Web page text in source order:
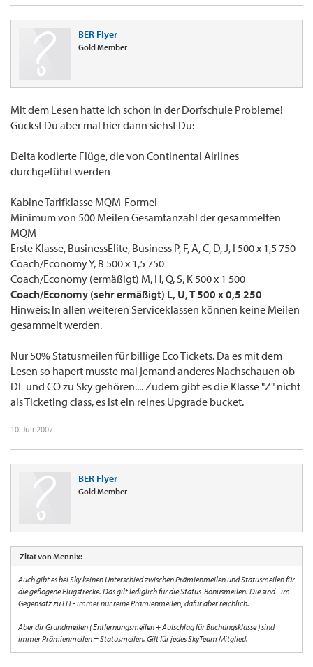
BER Flyer
Gold Member
Mit dem Lesen hatte ich schon in der Dorfschule Probleme!
Guckst Du aber mal hier dann siehst Du:
Delta kodierte Flüge, die von Continental Airlines
durchgeführt werden
Kabine Tarifklasse MQM-Formel
Minimum von 500 Meilen Gesamtanzahl der gesammelten
MQM
Erste Klasse, BusinessElite, Business P, F, A, C, D, J, I 500 x 1,5 750
Coach/Economy Y, B 500 x 1,5 750
Coach/Economy (ermäßigt) M, H, Q, S, K 500 x 1 500
Coach/Economy (sehr ermäßigt) L, U, T 500 x 0,5 250
Hinweis: In allen weiteren Serviceklassen können keine Meilen
gesammelt werden.
Nur 50% Statusmeilen für billige Eco Tickets. Da es mit dem
Lesen so hapert musste mal jemand anderes Nachschauen ob
DL und CO zu Sky gehören.... Zudem gibt es die Klasse "Z" nicht
als Ticketing class, es ist ein reines Upgrade bucket.
10. Juli 2007
BER Flyer
Gold Member
Zitat von Mennix:
Auch gibt es bei Sky keinen Unterschied zwischen Prämienmeilen und Statusmeilen für
die geflogene Flugstrecke. Das gilt lediglich für die Status-Bonusmeilen. Die sind - im
Gegensatz zu LH - immer nur reine Prämienmeilen, dafür aber reichlich.
Aber dir Grundmeilen ( Entfernungsmeilen + Aufschlag für Buchungsklasse ) sind
immer Prämienmeilen = Statusmeilen. Gilt für jedes SkyTeam Mitglied.